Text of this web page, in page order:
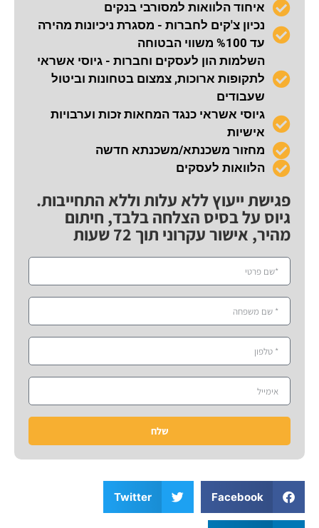
איחוד הלוואות למסורבי בנקים
נכיון צ'קים לחברות - מסגרת ניכיונות מהירה
עד %100 משווי הבטוחה
השלמות הון לעסקים וחברות - גיוסי אשראי
לתקופות ארוכות, צמצום בטחונות וביטול
שעבודים
גיוסי אשראי כנגד המחאות זכות וערבויות
אישיות
מחזור משכנתא/משכנתא חדשה
הלוואות לעסקים
פגישת ייעוץ ללא עלות וללא התחייבות.
גיוס על בסיס הצלחה בלבד, חיתום
מהיר, אישור עקרוני תוך 72 שעות
שלח
Facebook
Twitter